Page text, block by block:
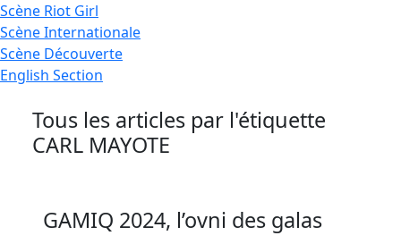
Scène Riot Girl
ScèneInternationale
Scène Découverte
English Section
Tous les articles par l'étiquette
CARL MAYOTE
GAMIQ 2024, l’ovni des galas